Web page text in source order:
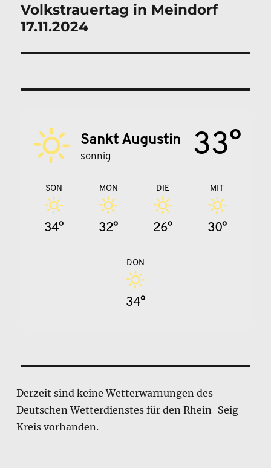
Nächster
Beitrag:
Volkstrauertag in Meindorf
17.11.2024
Sankt Augustin
sonnig 33°
SON
34°
MON
32°
DIE
26°
MIT
30°
DON
34°
Derzeit sind keine Wetterwarnungen des
Deutschen Wetterdienstes für den Rhein-Seig-
Kreis vorhanden.